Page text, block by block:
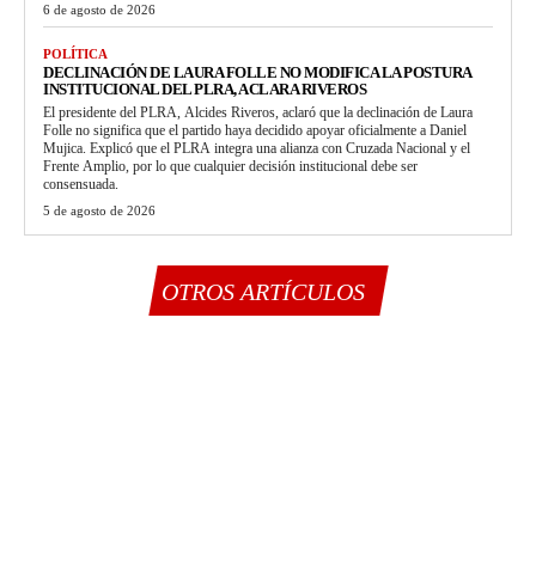
6 de agosto de 2026
POLÍTICA
DECLINACIÓN DE LAURA FOLLE NO MODIFICA LA POSTURA
INSTITUCIONAL DEL PLRA, ACLARA RIVEROS
El presidente del PLRA, Alcides Riveros, aclaró que la declinación de Laura
Folle no significa que el partido haya decidido apoyar oficialmente a Daniel
Mujica. Explicó que el PLRA integra una alianza con Cruzada Nacional y el
Frente Amplio, por lo que cualquier decisión institucional debe ser
consensuada.
5 de agosto de 2026
OTROS ARTÍCULOS